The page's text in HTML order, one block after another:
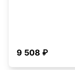
9 508 ₽